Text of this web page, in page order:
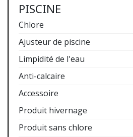
PISCINE
Chlore
Ajusteur de piscine
Limpidité de l'eau
Anti-calcaire
Accessoire
Produit hivernage
Produit sans chlore